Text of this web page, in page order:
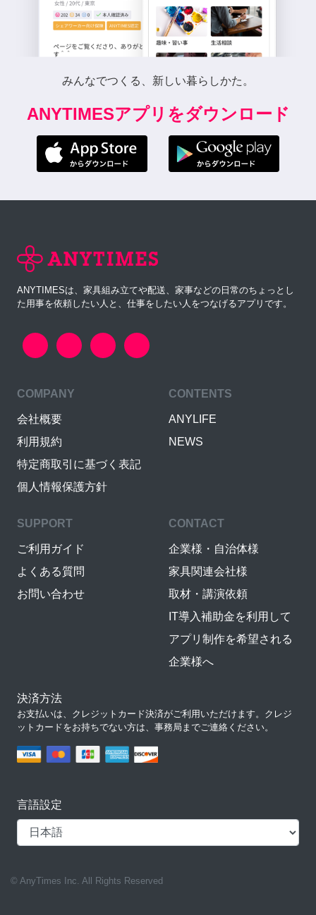
みんなでつくる、新しい暮らしかた。
ANYTIMESアプリをダウンロード
ANYTIMESは、家具組み立てや配送、家事などの日常のちょっとし
た用事を依頼したい人と、仕事をしたい人をつなげるアプリです。
COMPANY
会社概要
利用規約
特定商取引に基づく表記
個人情報保護方針
CONTENTS
ANYLIFE
NEWS
SUPPORT
ご利用ガイド
よくある質問
お問い合わせ
CONTACT
企業様・自治体様
家具関連会社様
取材・講演依頼
IT導入補助金を利用して
アプリ制作を希望される
企業様へ
決済方法
お支払いは、クレジットカード決済がご利用いただけます。クレジ
ットカードをお持ちでない方は、事務局までご連絡ください。
言語設定
© AnyTimes Inc. All Rights Reserved